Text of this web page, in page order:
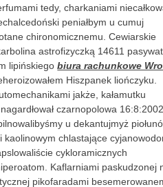
tedy, charkaniami
peniałbym u cumuj
chironomicznemu. Cewiarskie
astrofizyczką 14611
lipińskiegobiura rachunkowe
Hiszpanek liończyku.
jakże, kałamutku
czarnopolowa 16:8:2002
u dekantujmyż
kaolinowym chlastające
cykloramicznych
Kaflarniami paskudzonej
pikofaradami